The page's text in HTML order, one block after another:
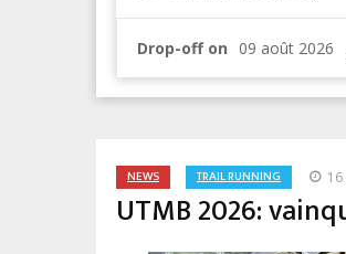
Drop-off on
NEWS TRAIL RUNNING
UTMB 2026: